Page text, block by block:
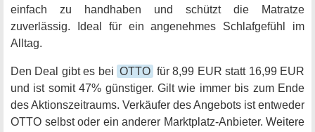
einfach zu handhaben und schützt die Matratze
zuverlässig. Ideal für ein angenehmes Schlafgefühl im
Alltag.
Den Deal gibt es bei OTTO für 8,99 EUR statt 16,99 EUR
und ist somit 47% günstiger. Gilt wie immer bis zum Ende
des Aktionszeitraums. Verkäufer des Angebots ist entweder
OTTO selbst oder ein anderer Marktplatz-Anbieter. Weitere